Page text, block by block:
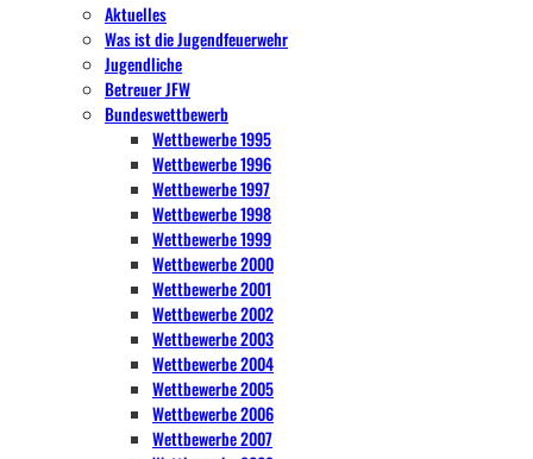
Aktuelles
Was ist die Jugendfeuerwehr
Jugendliche
Betreuer JFW
Bundeswettbewerb
Wettbewerbe 1995
Wettbewerbe 1996
Wettbewerbe 1997
Wettbewerbe 1998
Wettbewerbe 1999
Wettbewerbe 2000
Wettbewerbe 2001
Wettbewerbe 2002
Wettbewerbe 2003
Wettbewerbe 2004
Wettbewerbe 2005
Wettbewerbe 2006
Wettbewerbe 2007